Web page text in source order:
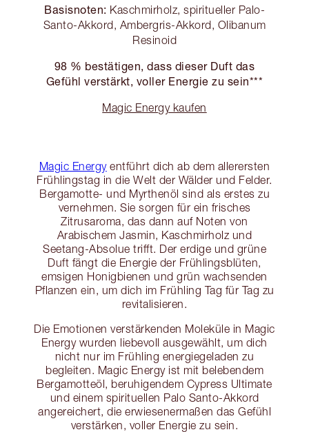
Basisnoten: Kaschmirholz, spiritueller Palo-
Santo-Akkord, Ambergris-Akkord, Olibanum
Resinoid
98 % bestätigen, dass dieser Duft das
Gefühl verstärkt, voller Energie zu sein***
Magic Energy kaufen
Magic Energyentführt dich ab dem allerersten
Frühlingstag in die Welt der Wälder und Felder.
Bergamotte- und Myrthenöl sind als erstes zu
vernehmen. Sie sorgen für ein frisches
Zitrusaroma, das dann auf Noten von
Arabischem Jasmin, Kaschmirholz und
Seetang-Absolue trifft. Der erdige und grüne
Duft fängt die Energie der Frühlingsblüten,
emsigen Honigbienen und grün wachsenden
Pflanzen ein, um dich im Frühling Tag für Tag zu
revitalisieren.
Die Emotionen verstärkenden Moleküle in Magic
Energy wurden liebevoll ausgewählt, um dich
nicht nur im Frühling energiegeladen zu
begleiten. Magic Energy ist mit belebendem
Bergamotteöl, beruhigendem Cypress Ultimate
und einem spirituellen Palo Santo-Akkord
angereichert, die erwiesenermaßen das Gefühl
verstärken, voller Energie zu sein.